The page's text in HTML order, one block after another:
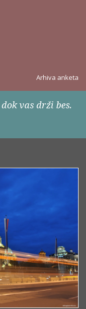
Arhiva anketa
vas drži bes.